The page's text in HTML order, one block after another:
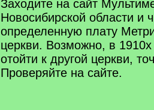
Заходите на сайт
Новосибирской области и
определенную плату
церкви. Возможно, в
отойти к другой церкви,
Проверяйте на сайте.